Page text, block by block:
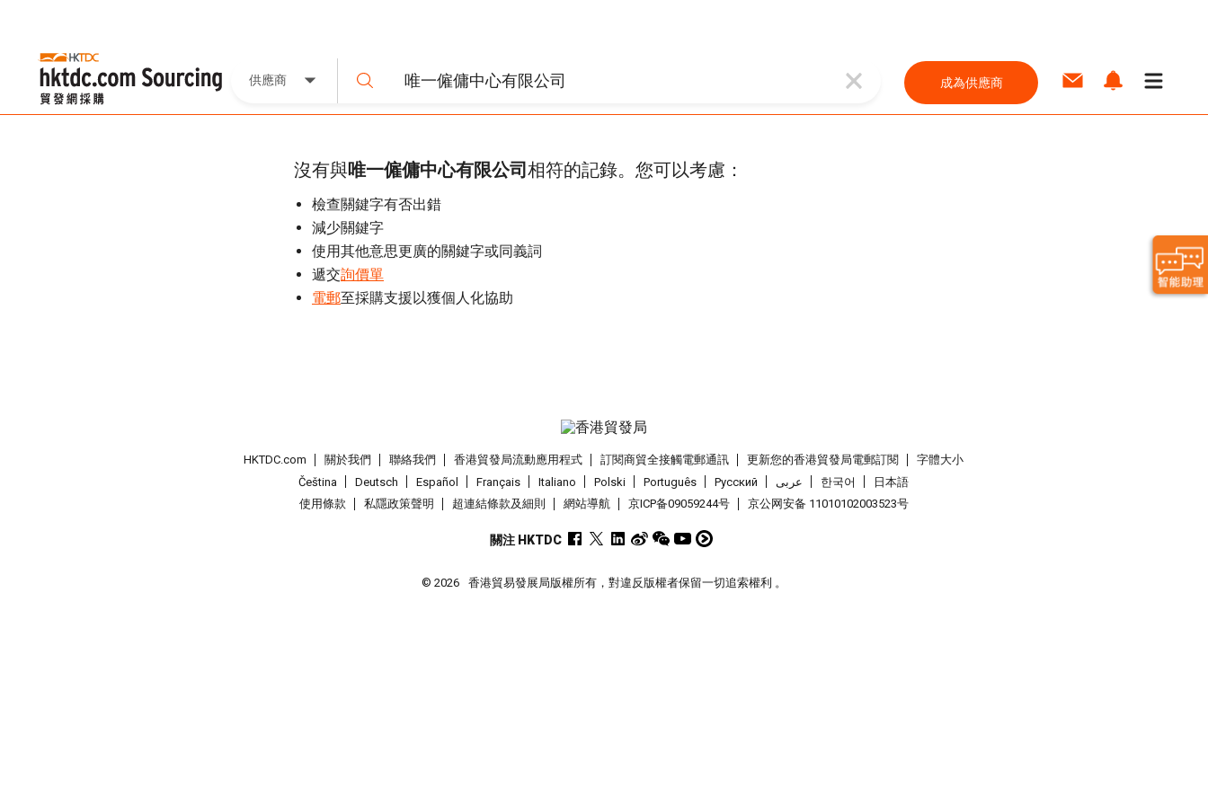
供應商 成為供應商
沒有與唯一僱傭中心有限公司相符的記錄。您可以考慮：
檢查關鍵字有否出錯
減少關鍵字
使用其他意思更廣的關鍵字或同義詞
遞交詢價單
電郵至採購支援以獲個人化協助
HKTDC.com 關於我們 聯絡我們 香港貿發局流動應用程式 訂閱商貿全接觸電郵通訊 更新您的香港貿發局電郵訂閱
字體大小
Čeština
Deutsch Español Français Italiano Polski Português Pусский عربى 한국어
日本語
使用條款
私隱政策聲明 超連結條款及細則 網站導航 京ICP备09059244号 京公网安备 11010102003523号
關注 HKTDC
© 2026 香港貿易發展局版權所有，對違反版權者保留一切追索權利 。